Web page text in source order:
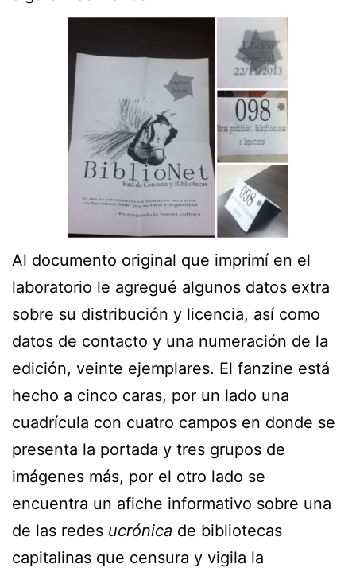
Al documento original que imprimí en el
laboratorio le agregué algunos datos extra
sobre su distribución y licencia, así como
datos de contacto y una numeración de la
edición, veinte ejemplares. El fanzine está
hecho a cinco caras, por un lado una
cuadrícula con cuatro campos en donde se
presenta la portada y tres grupos de
imágenes más, por el otro lado se
encuentra un afiche informativo sobre una
de las redes ucrónica de bibliotecas
capitalinas que censura y vigila la